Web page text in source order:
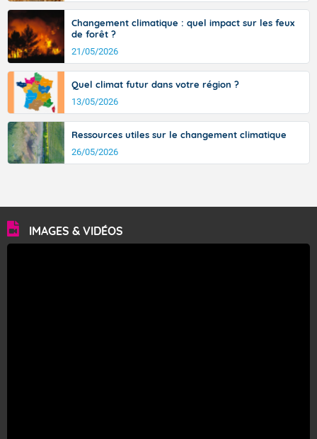
Changement climatique : quel impact sur les feux
de forêt ?
21/05/2026
Quel climat futur dans votre région ?
13/05/2026
Ressources utiles sur le changement climatique
26/05/2026
IMAGES & VIDÉOS